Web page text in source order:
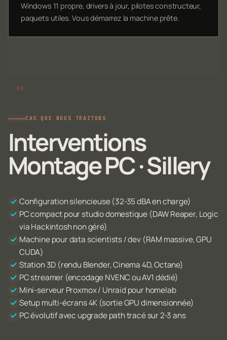
Windows 11 propre, drivers à jour, pilotes constructeur,
paquets utiles. Vous démarrez la machine prête.
CAS QUE NOUS TRAITONS
Interventions
Montage PC · Sillery
Configuration silencieuse (32-35 dBA en charge)
PC compact pour studio domestique (DAW Reaper, Logic
via Hackintosh non géré)
Machine pour data scientists / dev (RAM massive, GPU
CUDA)
Station 3D (rendu Blender, Cinema 4D, Octane)
PC streamer (encodage NVENC ou AV1 dédié)
Mini-serveur Proxmox / Unraid pour homelab
Setup multi-écrans 4K (sortie GPU dimensionnée)
PC évolutif avec upgrade path tracé sur 2-3 ans